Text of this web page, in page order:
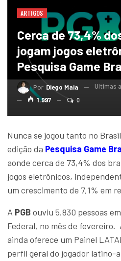
ARTIGOS
Cerca de 73,4%
jogam jogos
Pesquisa Game
Por Diego Maia Ultimas
1.997
0
Nunca se jogou tanto no
edição da Pesquisa Game
aonde cerca de 73,4% dos
jogos eletrônicos,
um crescimento de 7,1% em
A PGB ouviu 5.830 pessoas
Federal, no mês de fevereiro.
ainda oferece um Painel
perfil geral do jogador latino-